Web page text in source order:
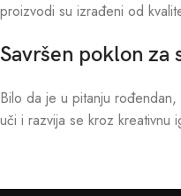
proizvodi su izrađeni od
Savršen poklon za
Bilo da je u pitanju
uči i razvija se kroz kreativnu